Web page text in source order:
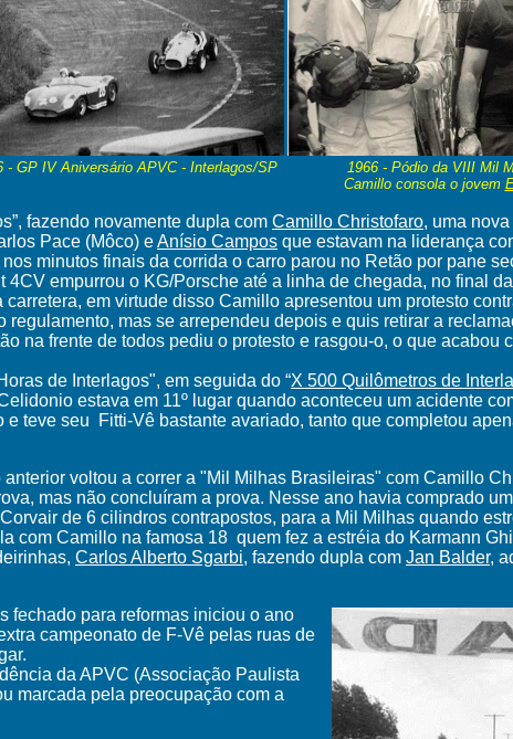
- GP IV Aniversário APVC - Interlagos/SP 1966 - Pódio da VIII Mil
Camillo consola o jovem
fazendo novamente dupla com Camillo Christofaro, uma
Pace (Môco) eAnísio Campos que estavam na liderança
minutos finais da corrida o carro parou no Retão por pane
empurrou o KG/Porsche até a linha de chegada, no final
em virtude disso Camillo apresentou um protesto
mas se arrependeu depois e quis retirar a
na frente de todos pediu o protesto e rasgou-o, o que acabou
de Interlagos", em seguida do “X 500 Quilômetros de
estava em 11º lugar quando aconteceu um acidente
teve seu Fitti-Vê bastante avariado, tanto que completou
voltou a correr a "Mil Milhas Brasileiras" com Camillo
mas não concluíram a prova. Nesse ano havia comprado
de 6 cilindros contrapostos, para a Mil Milhas quando
com Camillo na famosa 18 quem fez a estréia do Karmann
Carlos Alberto Sgarbi, fazendo dupla com Jan Balder,
fechado para reformas iniciou o ano
campeonato de F-Vê pelas ruas de
da APVC (Associação Paulista
marcada pela preocupação com a